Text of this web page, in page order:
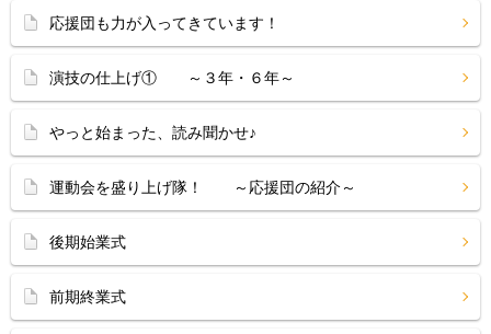
応援団も力が入ってきています！
演技の仕上げ① ～３年・６年～
やっと始まった、読み聞かせ♪
運動会を盛り上げ隊！ ～応援団の紹介～
後期始業式
前期終業式